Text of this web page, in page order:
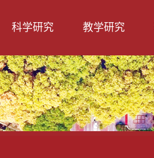
科学研究 教学研究